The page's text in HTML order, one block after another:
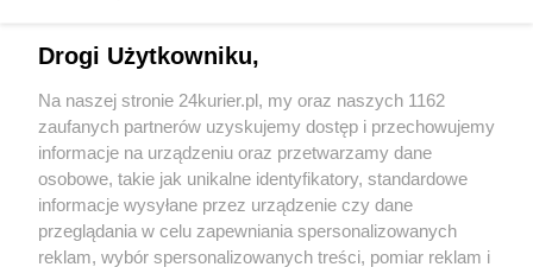
Młodzież apeluje do prezydenta
113 nauczycieli w Koszalinie do zwolnienia
Pani minister przeprosiła jedenastolatkę
POGODA
Drogi Użytkowniku,
Na naszej stronie 24kurier.pl, my oraz naszych 1162
zaufanych partnerów uzyskujemy dostęp i przechowujemy
informacje na urządzeniu oraz przetwarzamy dane
osobowe, takie jak unikalne identyfikatory, standardowe
informacje wysyłane przez urządzenie czy dane
przeglądania w celu zapewniania spersonalizowanych
reklam, wybór spersonalizowanych treści, pomiar reklam i